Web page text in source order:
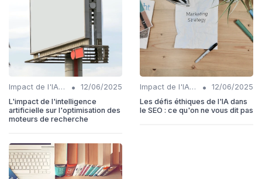
Impact de l'IA sur les rôles SEO •
12/06/2025
L'impact de l'intelligence
artificielle sur l'optimisation des
moteurs de recherche
Impact de l'IA sur les rôles SEO •
12/06/2025
Les défis éthiques de l'IA dans
le SEO : ce qu'on ne vous dit pas